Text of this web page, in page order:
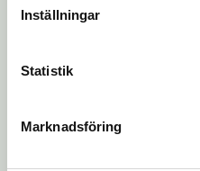
Inställningar
Statistik
Marknadsföring